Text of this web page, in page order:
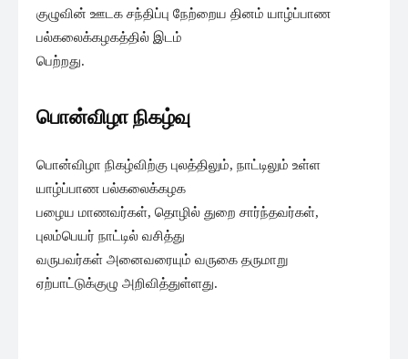
குழுவின் ஊடக சந்திப்பு நேற்றைய தினம் யாழ்ப்பாண
பல்கலைக்கழகத்தில் இடம்
பெற்றது.
பொன்விழா நிகழ்வு
பொன்விழா நிகழ்விற்கு புலத்திலும், நாட்டிலும் உள்ள
யாழ்ப்பாண பல்கலைக்கழக
பழைய மாணவர்கள், தொழில் துறை சார்ந்தவர்கள்,
புலம்பெயர் நாட்டில் வசித்து
வருபவர்கள் அனைவரையும் வருகை தருமாறு
ஏற்பாட்டுக்குழு அறிவித்துள்ளது.